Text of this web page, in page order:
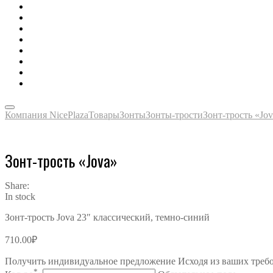
Компания NicePlazaТоварыЗонтыЗонты-тростиЗонт-трость
Зонт-трость «Jova»
Share:
In stock
Зонт-трость Jova 23″ классический, темно-синий
710.00₽
Получить индивидуальное предложение Исходя из ваших
*